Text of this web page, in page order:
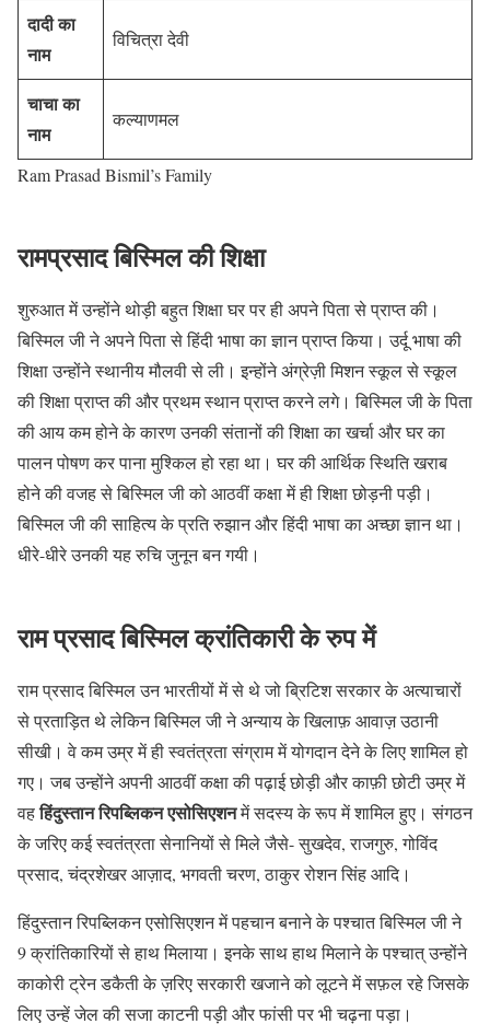
दादी का
नाम
विचित्रा देवी
चाचा का
नाम
कल्याणमल
Ram Prasad Bismil’s Family
रामप्रसाद बिस्मिल की शिक्षा
शुरुआत में उन्होंने थोड़ी बहुत शिक्षा घर पर ही अपने पिता से प्राप्त की।
बिस्मिल जी ने अपने पिता से हिंदी भाषा का ज्ञान प्राप्त किया। उर्दू भाषा की
शिक्षा उन्होंने स्थानीय मौलवी से ली। इन्होंने अंग्रेज़ी मिशन स्कूल से स्कूल
की शिक्षा प्राप्त की और प्रथम स्थान प्राप्त करने लगे। बिस्मिल जी के पिता
की आय कम होने के कारण उनकी संतानों की शिक्षा का खर्चा और घर का
पालन पोषण कर पाना मुश्किल हो रहा था। घर की आर्थिक स्थिति खराब
होने की वजह से बिस्मिल जी को आठवीं कक्षा में ही शिक्षा छोड़नी पड़ी।
बिस्मिल जी की साहित्य के प्रति रुझान और हिंदी भाषा का अच्छा ज्ञान था।
धीरे-धीरे उनकी यह रुचि जुनून बन गयी।
राम प्रसाद बिस्मिल क्रांतिकारी के रुप में
राम प्रसाद बिस्मिल उन भारतीयों में से थे जो ब्रिटिश सरकार के अत्याचारों
से प्रताड़ित थे लेकिन बिस्मिल जी ने अन्याय के खिलाफ़ आवाज़ उठानी
सीखी। वे कम उम्र में ही स्वतंत्रता संग्राम में योगदान देने के लिए शामिल हो
गए। जब उन्होंने अपनी आठवीं कक्षा की पढ़ाई छोड़ी और काफ़ी छोटी उम्र में
वहहिंदुस्तान रिपब्लिकन एसोसिएशनमें सदस्य के रूप में शामिल हुए। संगठन
के जरिए कई स्वतंत्रता सेनानियों से मिले जैसे- सुखदेव, राजगुरु, गोविंद
प्रसाद, चंद्रशेखर आज़ाद, भगवती चरण, ठाकुर रोशन सिंह आदि।
हिंदुस्तान रिपब्लिकन एसोसिएशन में पहचान बनाने के पश्चात बिस्मिल जी ने
9 क्रांतिकारियों से हाथ मिलाया। इनके साथ हाथ मिलाने के पश्चात् उन्होंने
काकोरी ट्रेन डकैती के ज़रिए सरकारी खजाने को लूटने में सफ़ल रहे जिसके
लिए उन्हें जेल की सजा काटनी पड़ी और फांसी पर भी चढ़ना पड़ा।